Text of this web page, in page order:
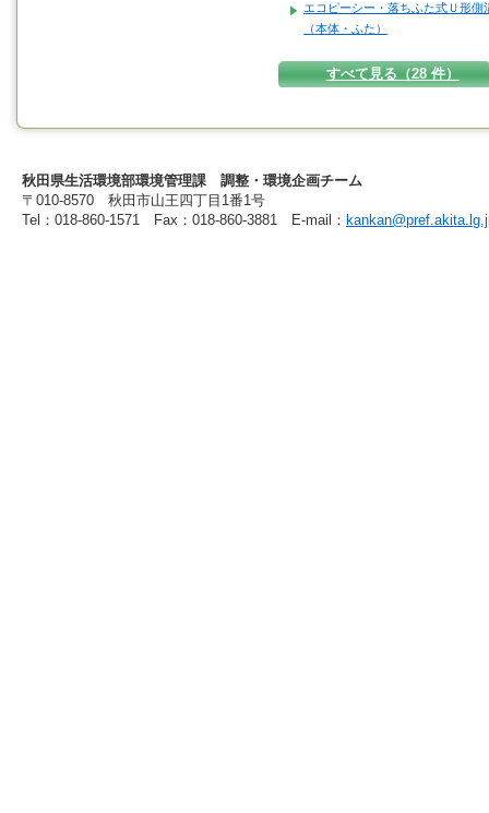
エコピーシー・落ちふた式Ｕ形側
（本体・ふた）
すべて見る（28 件）
秋田県生活環境部環境管理課 調整・環境企画チーム
〒010-8570 秋田市山王四丁目1番1号
Tel：018-860-1571 Fax：018-860-3881 E-mail：